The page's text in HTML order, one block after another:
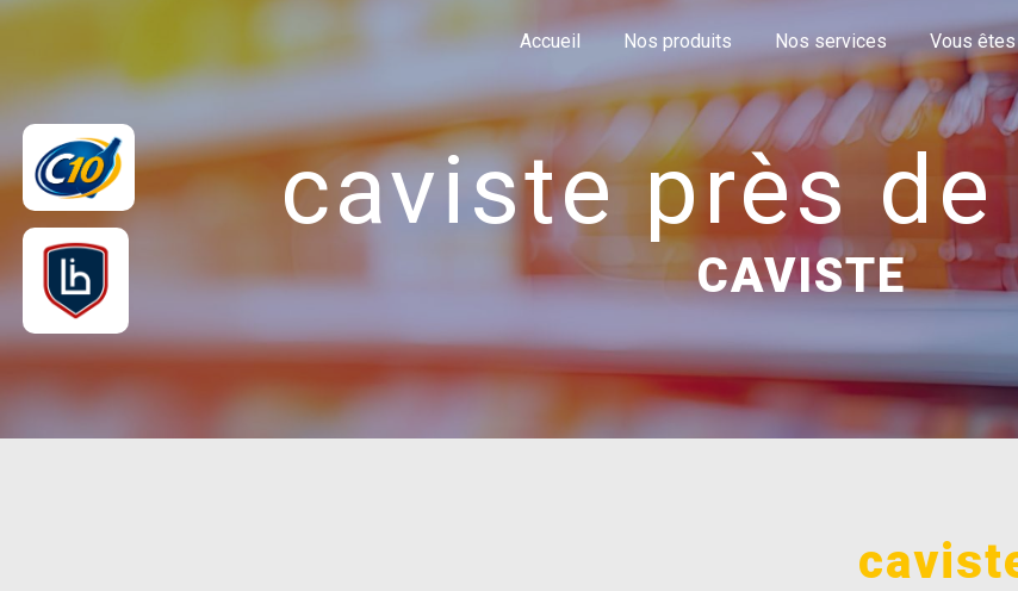
Accueil Nos produits Nos services Vous
caviste près de
CAVISTE
Panneau de gestion des cookies